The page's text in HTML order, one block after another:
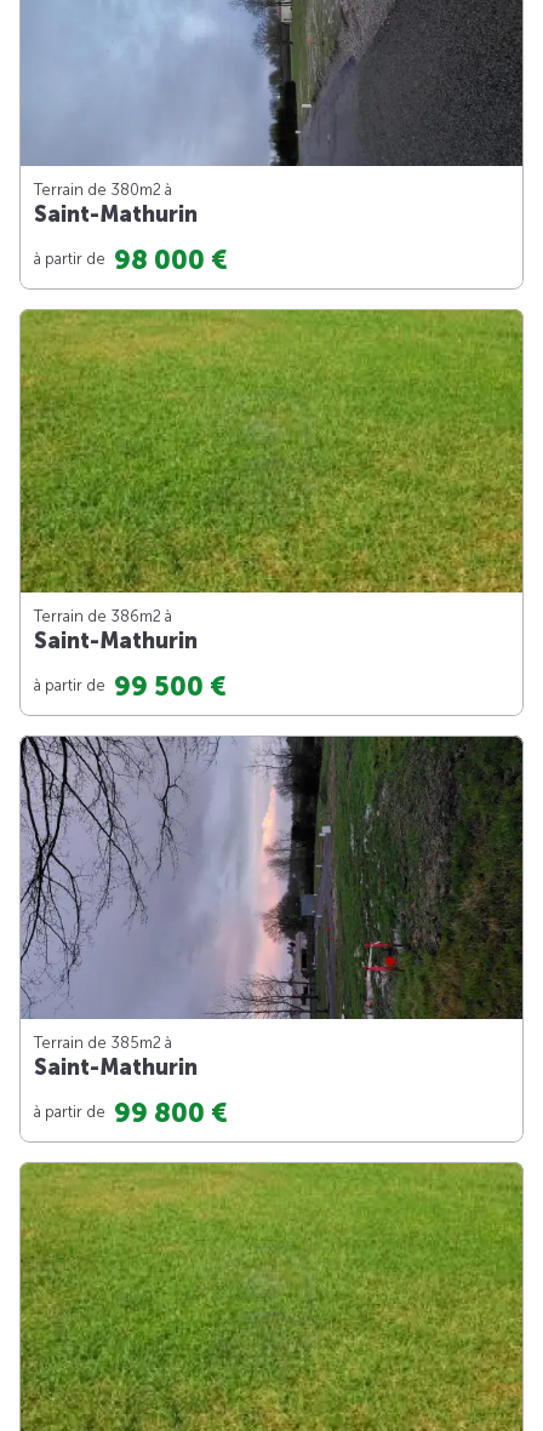
Terrain de 380m2 à
Saint-Mathurin
à partir de 98 000 €
Terrain de 386m2 à
Saint-Mathurin
à partir de 99 500 €
Terrain de 385m2 à
Saint-Mathurin
à partir de 99 800 €